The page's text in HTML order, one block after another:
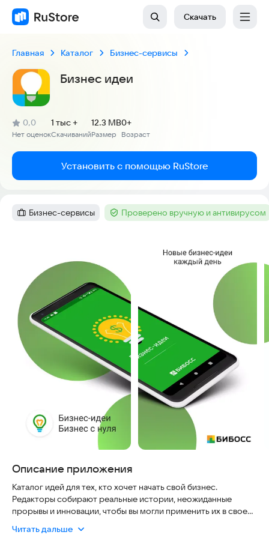
Скачать
Главная Каталог Бизнес-сервисы
Бизнес идеи
Рейтинг:
0,0
(
Нет оценок
)
Скачиваний
1 тыс +
Размер
12.3 MB
Возраст
0+
Установить с помощью RuStore
Категория :
Бизнес-сервисы Тег :Проверено вручную и антивирусом
Описание приложения
Каталог идей для тех, кто хочет начать свой бизнес.
Редакторы собирают реальные истории, неожиданные
прорывы и инновации, чтобы вы могли применить их в своем
Читать дальше